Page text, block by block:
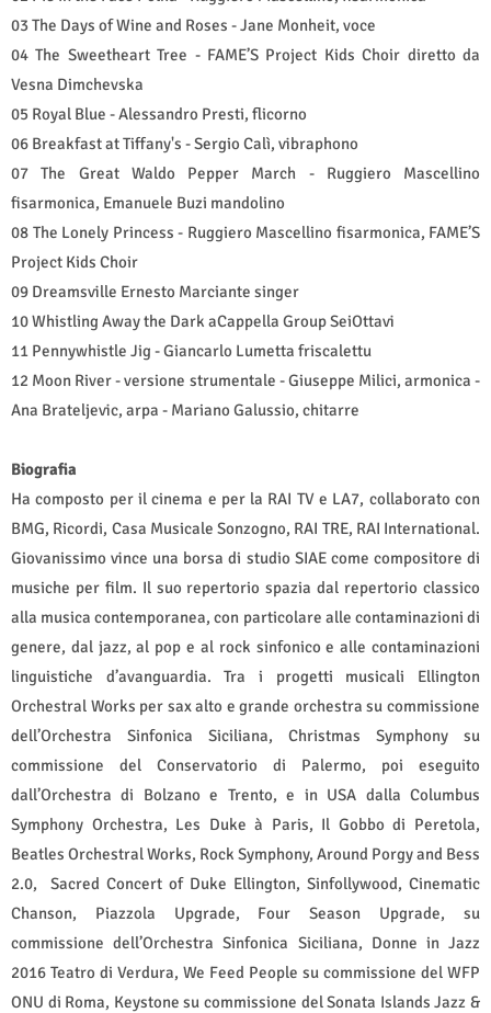
03 The Days of Wine and Roses - Jane Monheit, voce
04 The Sweetheart Tree - FAME’S Project Kids Choir diretto da
Vesna Dimchevska
05 Royal Blue - Alessandro Presti, flicorno
06 Breakfast at Tiffany's - Sergio Calì, vibraphono
07 The Great Waldo Pepper March - Ruggiero Mascellino
fisarmonica, Emanuele Buzi mandolino
08 The Lonely Princess - Ruggiero Mascellino fisarmonica, FAME’S
Project Kids Choir
09 Dreamsville Ernesto Marciante singer
10 Whistling Away the Dark aCappella Group SeiOttavi
11 Pennywhistle Jig - Giancarlo Lumetta friscalettu
12 Moon River - versione strumentale - Giuseppe Milici, armonica -
Ana Brateljevic, arpa - Mariano Galussio, chitarre
Biografia
Ha composto per il cinema e per la RAI TV e LA7, collaborato con
BMG, Ricordi, Casa Musicale Sonzogno, RAI TRE, RAI International.
Giovanissimo vince una borsa di studio SIAE come compositore di
musiche per film. Il suo repertorio spazia dal repertorio classico
alla musica contemporanea, con particolare alle contaminazioni di
genere, dal jazz, al pop e al rock sinfonico e alle contaminazioni
linguistiche d’avanguardia. Tra i progetti musicali Ellington
Orchestral Works per sax alto e grande orchestra su commissione
dell’Orchestra Sinfonica Siciliana, Christmas Symphony su
commissione del Conservatorio di Palermo, poi eseguito
dall’Orchestra di Bolzano e Trento, e in USA dalla Columbus
Symphony Orchestra, Les Duke à Paris, Il Gobbo di Peretola,
Beatles Orchestral Works, Rock Symphony, Around Porgy and Bess
2.0,
Sacred Concert of Duke Ellington, Sinfollywood, Cinematic
Chanson, Piazzola Upgrade, Four Season Upgrade, su
commissione dell’Orchestra Sinfonica Siciliana, Donne in Jazz
2016 Teatro di Verdura, We Feed People su commissione del WFP
ONU di Roma, Keystone su commissione del Sonata Islands Jazz &